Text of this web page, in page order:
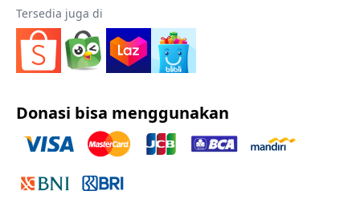
Tersedia juga di
Donasi bisa menggunakan